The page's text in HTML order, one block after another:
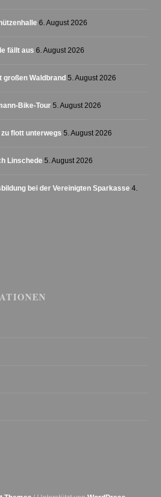
6. August 2026
fällt aus 6. August 2026
großen Waldbrand 5. August 2026
Bike-Tour 5. August 2026
flott unterwegs 5. August 2026
Linschede 5. August 2026
bei der Vereinigten Sparkasse 4.